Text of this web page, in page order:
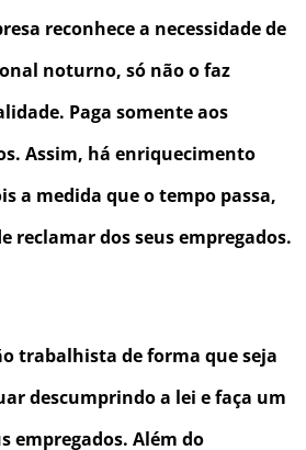
reconhece a necessidade de
noturno, só não o faz
Paga somente aos
Assim, há enriquecimento
a medida que o tempo passa,
reclamar dos seus empregados.
trabalhista de forma que seja
descumprindo a lei e faça um
empregados. Além do